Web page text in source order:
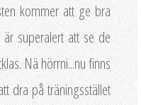
kommer att ge bra
superalert att se de
Nä hörrni...nu finns
dra på träningsstället